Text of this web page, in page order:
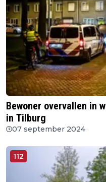
Bewoner overvallen in
in Tilburg
07 september 2024
112